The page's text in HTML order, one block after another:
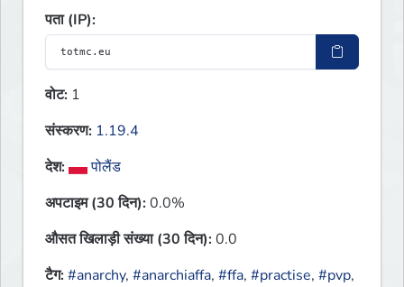
पता (IP):
वोट: 1
संस्करण: 1.19.4
देश:
पोलैंड
अपटाइम (30 दिन):0.0%
औसत खिलाड़ी संख्या (30 दिन):0.0
टैग:#anarchy, #anarchiaffa, #ffa, #practise, #pvp,